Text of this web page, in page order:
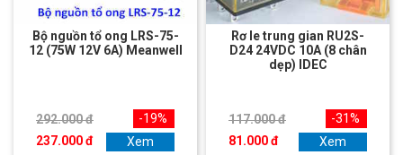
Bộ nguồn tổ ong LRS-75-
12 (75W 12V 6A) Meanwell
292.000 đ
237.000 đ
-19%
Xem
Rơ le trung gian RU2S-
D24 24VDC 10A (8 chân
dẹp) IDEC
117.000 đ
81.000 đ
-31%
Xem